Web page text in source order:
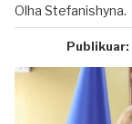
Olha Stefanishyna.
Publikuar: